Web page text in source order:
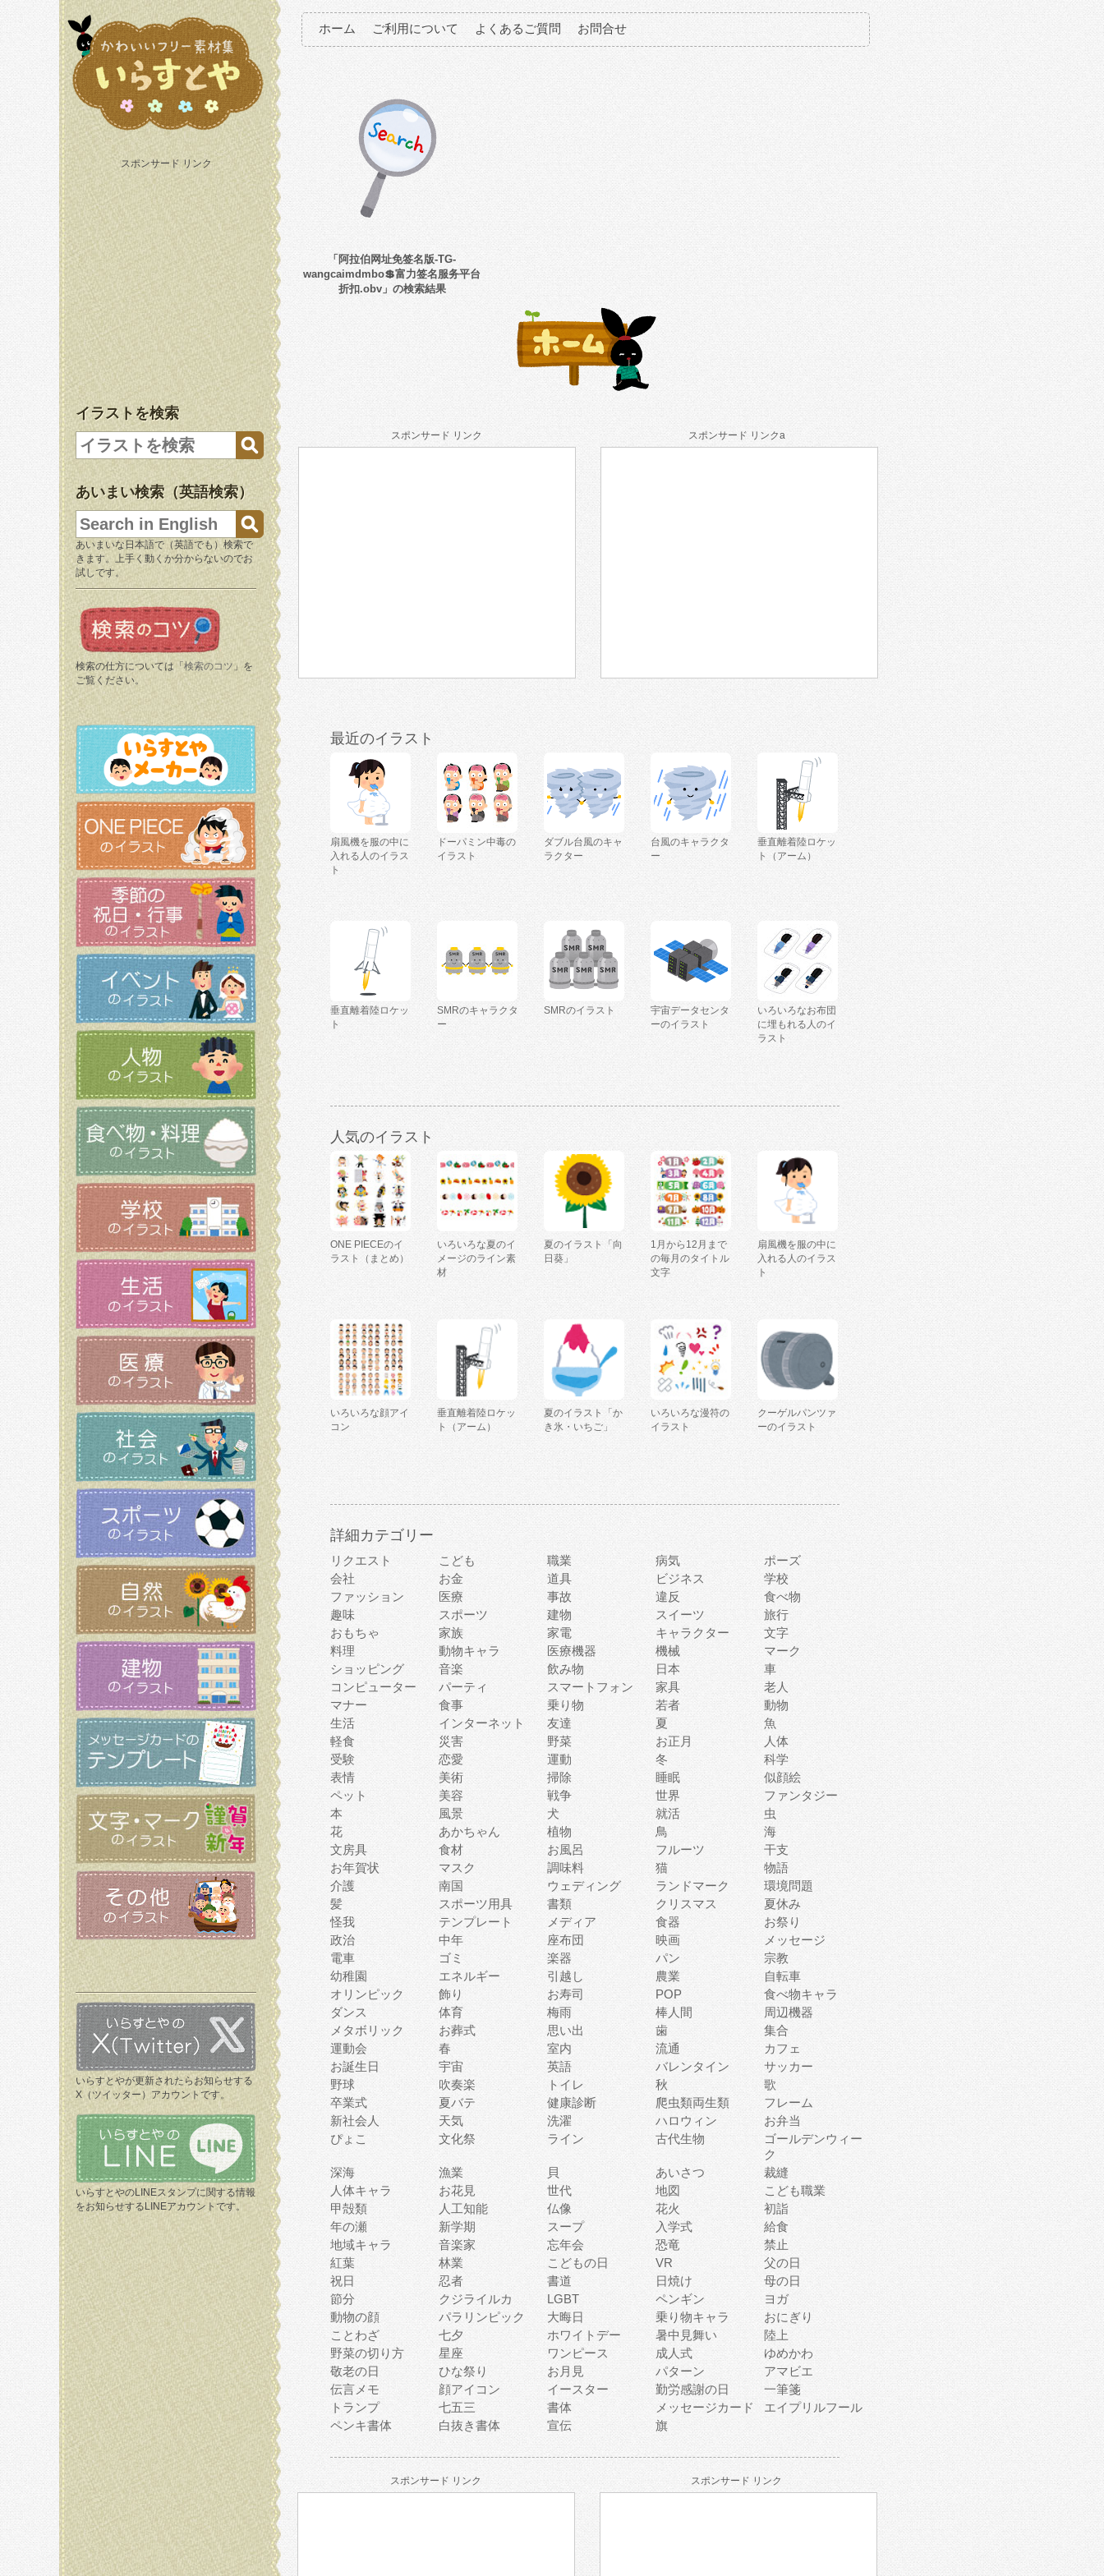
スポンサード リンク
イラストを検索
あいまい検索（英語検索）
あいまいな日本語で（英語でも）検索で
きます。上手く動くか分からないのでお
試しです。
検索の仕方については「 検索のコツ 」を
ご覧ください。
いらすとやが更新されたらお知らせする
X（ツイッター）アカウントです。
いらすとやのLINEスタンプに関する情報
をお知らせするLINEアカウントです。
ホーム ご利用について よくあるご質問 お問合せ
「阿拉伯网址免签名版-TG-
wangcaimdmbo💲富力签名服务平台
折扣.obv」の検索結果
スポンサード リンク スポンサード リンクa
最近のイラスト
扇風機を服の中に
入れる人のイラス
ト
ドーパミン中毒の
イラスト
ダブル台風のキャ
ラクター
台風のキャラクタ
ー
垂直離着陸ロケッ
ト（アーム）
垂直離着陸ロケッ
ト
SMRのキャラクタ
ー
SMRのイラスト
宇宙データセンタ
ーのイラスト
いろいろなお布団
に埋もれる人のイ
ラスト
人気のイラスト
ONE PIECEのイ
ラスト（まとめ）
いろいろな夏のイ
メージのライン素
材
夏のイラスト「向
日葵」
1月から12月まで
の毎月のタイトル
文字
扇風機を服の中に
入れる人のイラス
ト
いろいろな顔アイ
コン
垂直離着陸ロケッ
ト（アーム）
夏のイラスト「か
き氷・いちご」
いろいろな漫符の
イラスト
クーゲルパンツァ
ーのイラスト
詳細カテゴリー
リクエスト こども 職業 病気
ポーズ
会社
お金 道具 ビジネス
学校
ファッション
医療 事故 違反
食べ物
趣味
スポーツ 建物 スイーツ
旅行
おもちゃ
家族 家電 キャラクター
文字
料理
動物キャラ 医療機器 機械
マーク
ショッピング
音楽 飲み物 日本
車
コンピューター
パーティ スマートフォン 家具
老人
マナー
食事 乗り物 若者
動物
生活
インターネット 友達 夏
魚
軽食
災害 野菜 お正月
人体
受験
恋愛 運動 冬
科学
表情
美術 掃除 睡眠
似顔絵
ペット
美容 戦争 世界
ファンタジー
本
風景 犬 就活
虫
花
あかちゃん 植物 鳥
海
文房具
食材 お風呂 フルーツ
干支
お年賀状
マスク 調味料 猫
物語
介護
南国 ウェディング ランドマーク
環境問題
髪
スポーツ用具 書類 クリスマス
夏休み
怪我
テンプレート メディア 食器
お祭り
政治
中年 座布団 映画
メッセージ
電車
ゴミ 楽器 パン
宗教
幼稚園
エネルギー 引越し 農業
自転車
オリンピック
飾り お寿司 POP
食べ物キャラ
ダンス
体育 梅雨 棒人間
周辺機器
メタボリック
お葬式 思い出 歯
集合
運動会
春 室内 流通
カフェ
お誕生日
宇宙 英語 バレンタイン
サッカー
野球
吹奏楽 トイレ 秋
歌
卒業式
夏バテ 健康診断 爬虫類両生類
フレーム
新社会人
天気 洗濯 ハロウィン
お弁当
ぴょこ
文化祭 ライン 古代生物
ゴールデンウィー
ク
深海
漁業 貝 あいさつ
裁縫
人体キャラ
お花見 世代 地図
こども職業
甲殻類
人工知能 仏像 花火
初詣
年の瀬
新学期 スープ 入学式
給食
地域キャラ
音楽家 忘年会 恐竜
禁止
紅葉
林業 こどもの日 VR
父の日
祝日
忍者 書道 日焼け
母の日
節分
クジライルカ LGBT ペンギン
ヨガ
動物の顔
パラリンピック 大晦日 乗り物キャラ
おにぎり
ことわざ
七夕 ホワイトデー 暑中見舞い
陸上
野菜の切り方
星座 ワンピース 成人式
ゆめかわ
敬老の日
ひな祭り お月見 パターン
アマビエ
伝言メモ
顔アイコン イースター 勤労感謝の日
一筆箋
トランプ
七五三 書体 メッセージカード
エイプリルフール
ペンキ書体
白抜き書体 宣伝 旗
スポンサード リンク スポンサード リンク